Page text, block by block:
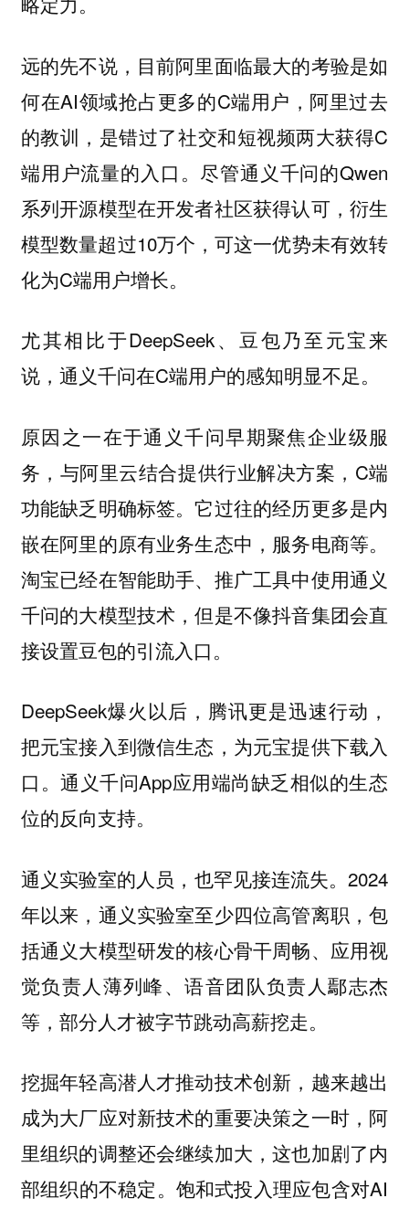
远的先不说，目前阿里面临最大的考验是如
何在AI领域抢占更多的C端用户，阿里过去
的教训，是错过了社交和短视频两大获得C
端用户流量的入口。尽管通义千问的Qwen
系列开源模型在开发者社区获得认可，衍生
模型数量超过10万个，可这一优势未有效转
化为C端用户增长。
尤其相比于DeepSeek、豆包乃至元宝来
说，通义千问在C端用户的感知明显不足。
原因之一在于通义千问早期聚焦企业级服
务，与阿里云结合提供行业解决方案，C端
功能缺乏明确标签。它过往的经历更多是内
嵌在阿里的原有业务生态中，服务电商等。
淘宝已经在智能助手、推广工具中使用通义
千问的大模型技术，但是不像抖音集团会直
接设置豆包的引流入口。
DeepSeek爆火以后，腾讯更是迅速行动，
把元宝接入到微信生态，为元宝提供下载入
口。通义千问App应用端尚缺乏相似的生态
位的反向支持。
通义实验室的人员，也罕见接连流失。2024
年以来，通义实验室至少四位高管离职，包
括通义大模型研发的核心骨干周畅、应用视
觉负责人薄列峰、语音团队负责人鄢志杰
等，部分人才被字节跳动高薪挖走。
挖掘年轻高潜人才推动技术创新，越来越出
成为大厂应对新技术的重要决策之一时，阿
里组织的调整还会继续加大，这也加剧了内
部组织的不稳定。饱和式投入理应包含对AI